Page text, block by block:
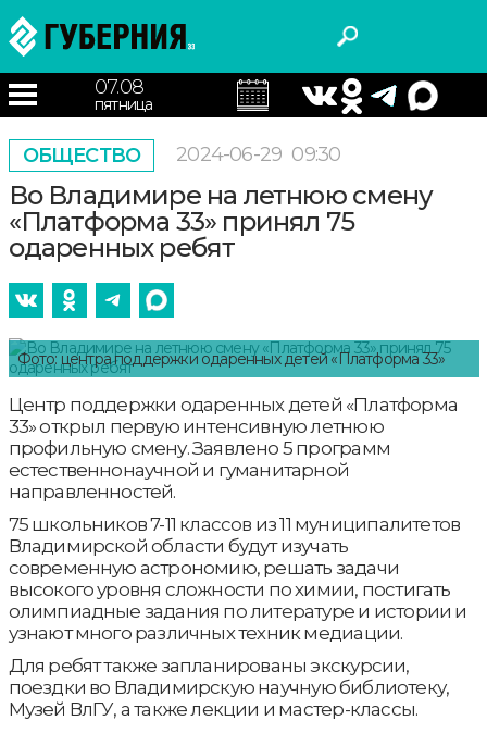
07.08
пятница
ОБЩЕСТВО 2024-06-29 09:30
Во Владимире на летнюю смену
«Платформа 33» принял 75
одаренных ребят
Фото: центра поддержки одаренных детей «Платформа 33»
Центр поддержки одаренных детей «Платформа
33» открыл первую интенсивную летнюю
профильную смену. Заявлено 5 программ
естественнонаучной и гуманитарной
направленностей.
75 школьников 7-11 классов из 11 муниципалитетов
Владимирской области будут изучать
современную астрономию, решать задачи
высокого уровня сложности по химии, постигать
олимпиадные задания по литературе и истории и
узнают много различных техник медиации.
Для ребят также запланированы экскурсии,
поездки во Владимирскую научную библиотеку,
Музей ВлГУ, а также лекции и мастер-классы.